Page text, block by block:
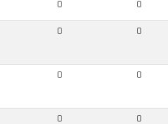
0 0
0 0
0 0
0 0